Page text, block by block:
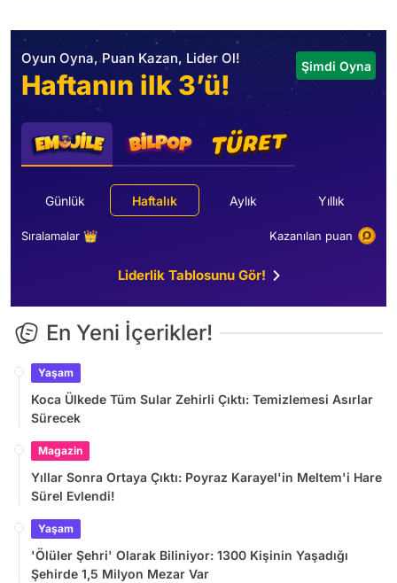
Oyun Oyna, Puan Kazan, Lider Ol!
Haftanın ilk 3’ü!
Şimdi Oyna
Günlük Haftalık Aylık Yıllık
Sıralamalar 👑 Kazanılan puan
Liderlik Tablosunu Gör!
En Yeni İçerikler!
Yaşam
Koca Ülkede Tüm Sular Zehirli Çıktı: Temizlemesi Asırlar
Sürecek
Magazin
Yıllar Sonra Ortaya Çıktı: Poyraz Karayel'in Meltem'i Hare
Sürel Evlendi!
Yaşam
'Ölüler Şehri' Olarak Biliniyor: 1300 Kişinin Yaşadığı
Şehirde 1,5 Milyon Mezar Var